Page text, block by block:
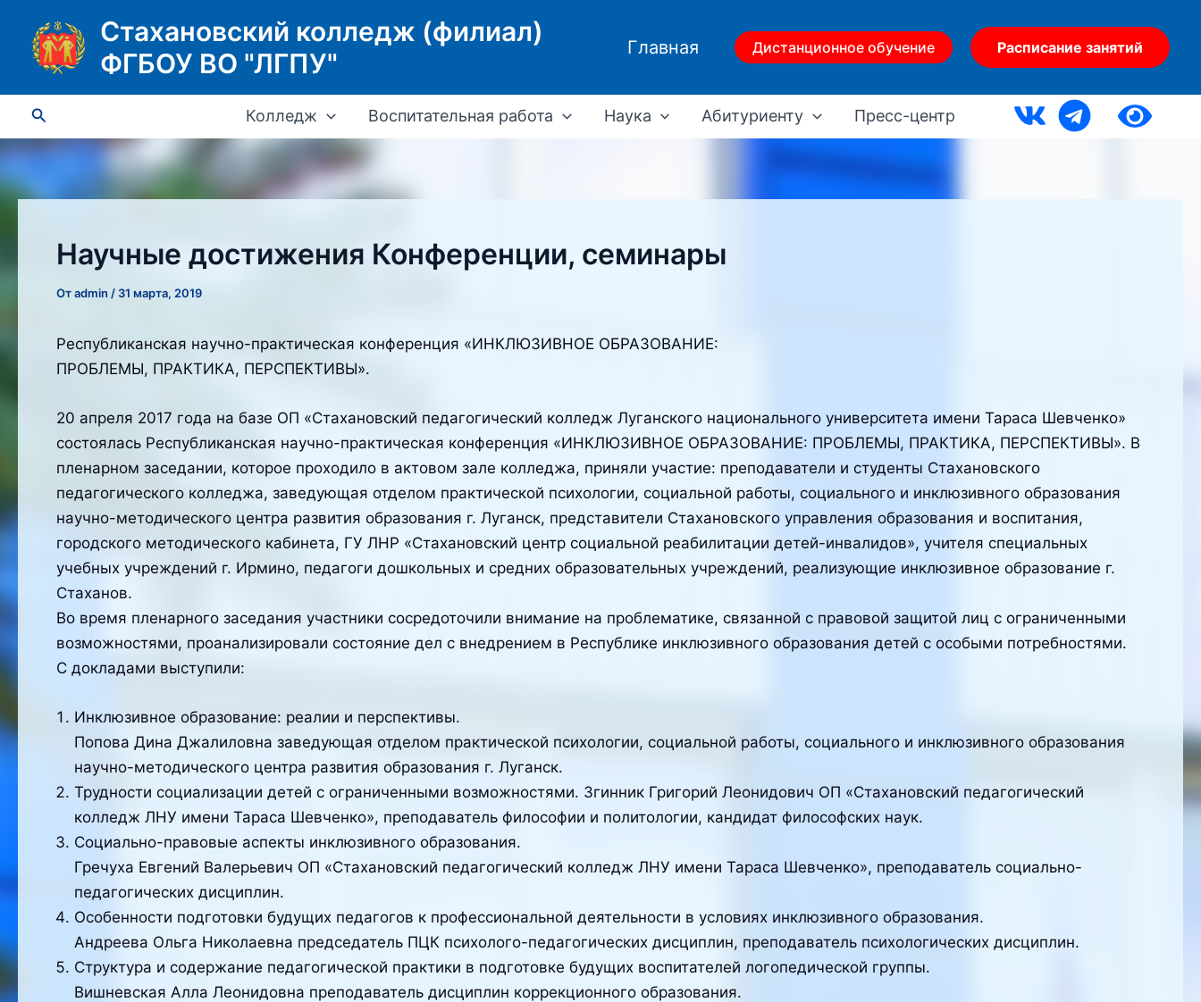
содержимому
Стахановский колледж (филиал)
ФГБОУ ВО "ЛГПУ"
Главная Дистанционное обучение Расписание занятий
Поиск Колледж Воспитательная работа Наука Абитуриенту Пресс-центр
Научные достижения Конференции, семинары
Отadmin / 31 марта, 2019
Республиканская научно-практическая конференция «ИНКЛЮЗИВНОЕ ОБРАЗОВАНИЕ:
ПРОБЛЕМЫ, ПРАКТИКА, ПЕРСПЕКТИВЫ».
20 апреля 2017 года на базе ОП «Стахановский педагогический колледж Луганского национального университета имени Тараса Шевченко»
состоялась Республиканская научно-практическая конференция «ИНКЛЮЗИВНОЕ ОБРАЗОВАНИЕ: ПРОБЛЕМЫ, ПРАКТИКА, ПЕРСПЕКТИВЫ». В
пленарном заседании, которое проходило в актовом зале колледжа, приняли участие: преподаватели и студенты Стахановского
педагогического колледжа, заведующая отделом практической психологии, социальной работы, социального и инклюзивного образования
научно-методического центра развития образования г. Луганск, представители Стахановского управления образования и воспитания,
городского методического кабинета, ГУ ЛНР «Стахановский центр социальной реабилитации детей-инвалидов», учителя специальных
учебных учреждений г. Ирмино, педагоги дошкольных и средних образовательных учреждений, реализующие инклюзивное образование г.
Стаханов.
Во время пленарного заседания участники сосредоточили внимание на проблематике, связанной с правовой защитой лиц с ограниченными
возможностями, проанализировали состояние дел с внедрением в Республике инклюзивного образования детей с особыми потребностями.
С докладами выступили:
Инклюзивное образование: реалии и перспективы.
Попова Дина Джалиловна заведующая отделом практической психологии, социальной работы, социального и инклюзивного образования
научно-методического центра развития образования г. Луганск.
Трудности социализации детей с ограниченными возможностями. Згинник Григорий Леонидович ОП «Стахановский педагогический
колледж ЛНУ имени Тараса Шевченко», преподаватель философии и политологии, кандидат философских наук.
Социально-правовые аспекты инклюзивного образования.
Гречуха Евгений Валерьевич ОП «Стахановский педагогический колледж ЛНУ имени Тараса Шевченко», преподаватель социально-
педагогических дисциплин.
Особенности подготовки будущих педагогов к профессиональной деятельности в условиях инклюзивного образования.
Андреева Ольга Николаевна председатель ПЦК психолого-педагогических дисциплин, преподаватель психологических дисциплин.
Структура и содержание педагогической практики в подготовке будущих воспитателей логопедической группы.
Вишневская Алла Леонидовна преподаватель дисциплин коррекционного образования.